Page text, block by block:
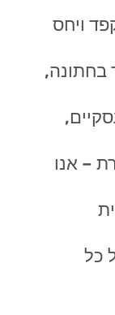
ויחס
בחתונה,
– אנו
כל